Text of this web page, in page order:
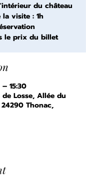
du château
la visite : 1h
le prix du billet
15:30
Losse, Allée du
Thonac,